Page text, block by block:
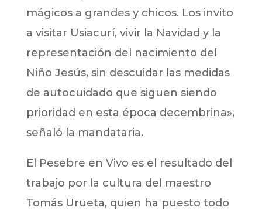
mágicos a grandes y chicos. Los invito
a visitar Usiacurí, vivir la Navidad y la
representación del nacimiento del
Niño Jesús, sin descuidar las medidas
de autocuidado que siguen siendo
prioridad en esta época decembrina»,
señaló la mandataria.
El Pesebre en Vivo es el resultado del
trabajo por la cultura del maestro
Tomás Urueta, quien ha puesto todo